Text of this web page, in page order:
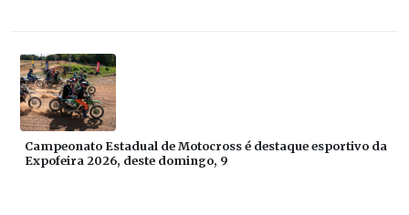
Campeonato Estadual de Motocross é destaque esportivo da
Expofeira 2026, deste domingo, 9